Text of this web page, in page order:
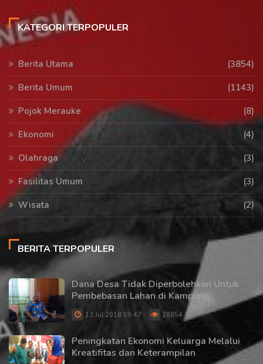
KATEGORI TERPOPULER
Berita Utama
(3854)
Berita Umum
(1143)
Pojok Merauke
(8)
Ekonomi
(4)
Olahraga
(3)
Fasilitas Umum
(3)
Wisata
(2)
BERITA TERPOPULER
Dana Desa Tidak Diperbolehkan Untuk
Pembebasan Lahan di Kampung
13 Jul 2018 09:47 28854
Peningkatan Ekonomi Keluarga Melalui
Kreatifitas dan Keterampilan